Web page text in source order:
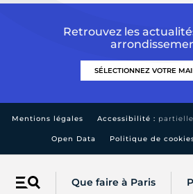
Menu Que faire à Paris
Retrouvez les
Mentions légales Accessibilité :
Open Data Politique de